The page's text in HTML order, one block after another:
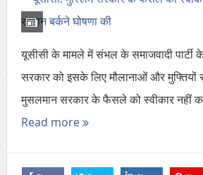
यूसीसी के मामले में संभल के समाजवादी पार्टी
सरकार को इसके लिए मौलानाओं और मुफ्तियों
मुसलमान सरकार के फैसले को स्वीकार नहीं
Read more